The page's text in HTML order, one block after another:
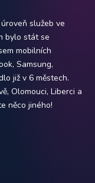
služeb ve
bylo stát se
mobilních
Samsung,
již v 6 městech.
Olomouci, Liberci a
něco jiného!